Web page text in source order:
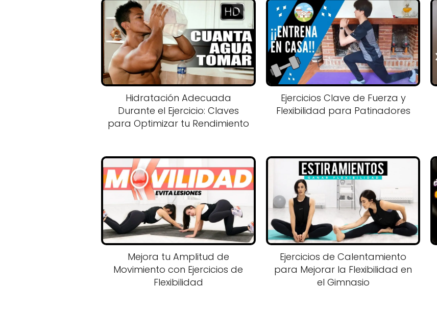
Hidratación Adecuada
Durante el Ejercicio: Claves
para Optimizar tu Rendimiento
Ejercicios Clave de Fuerza y
Flexibilidad para Patinadores
Mejora tu Amplitud de
Movimiento con Ejercicios de
Flexibilidad
Ejercicios de Calentamiento
para Mejorar la Flexibilidad en
el Gimnasio